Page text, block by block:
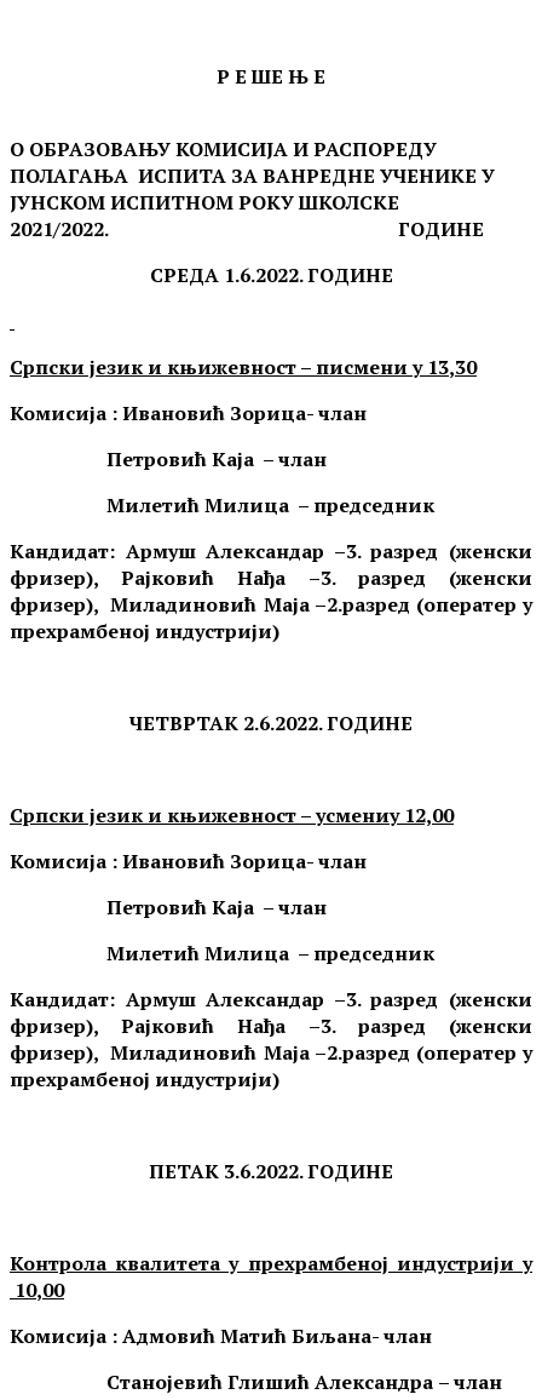
Р Е ШЕ Њ Е
О ОБРАЗОВАЊУ КОМИСИЈА И РАСПОРЕДУ
ПОЛАГАЊА ИСПИТА ЗАВАНРЕДНЕ УЧЕНИКЕ У
ЈУНСКОМИСПИТНОМ РОКУШКОЛСКЕ
2021/2022.
ГОДИНЕ
СРЕДА 1.6.2022. ГОДИНЕ
Српски језик и књижевност – писмени у 13,30
Комисија :Ивановић Зорица- члан
ПетровићКаја – члан
Милетић Милица – председник
Кандидат: Армуш Александар –3. разред (женски
фризер), Рајковић Нађа –3. разред (женски
фризер), Миладиновић Маја –2.разред (оператер у
прехрамбеној индустрији)
ЧЕТВРТАК 2.6.2022. ГОДИНЕ
Српски језик и књижевност – усмениу 12,00
Комисија :Ивановић Зорица- члан
ПетровићКаја – члан
Милетић Милица – председник
Кандидат: Армуш Александар –3. разред (женски
фризер), Рајковић Нађа –3. разред (женски
фризер), Миладиновић Маја –2.разред (оператер у
прехрамбеној индустрији)
ПЕТАК 3.6.2022. ГОДИНЕ
Контрола квалитета у прехрамбеној индустрији у
10,00
Комисија : Адмовић МатићБиљана- члан
Станојевић Глишић Александра – члан